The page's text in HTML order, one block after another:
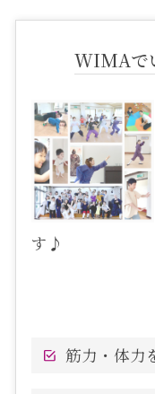
WIMAで
す♪
筋力・体力